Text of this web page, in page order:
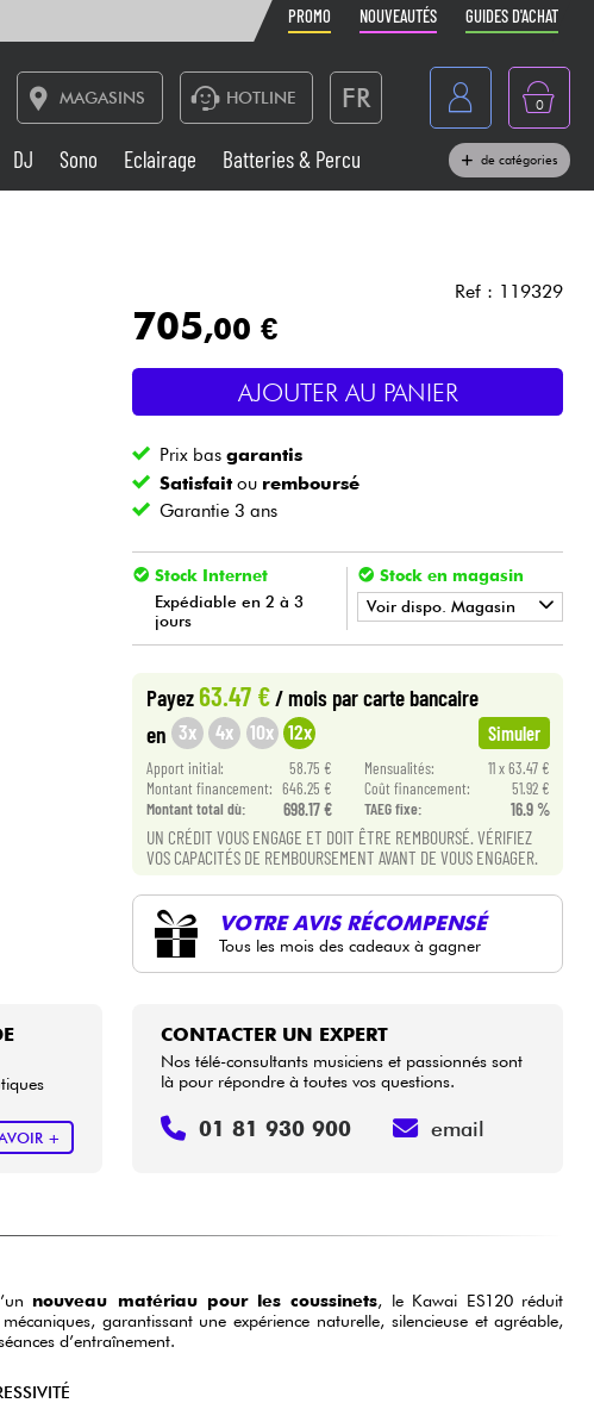
PROMO NOUVEAUTÉS GUIDES D'ACHAT
MAGASINS HOTLINE FR
Belgique
België
Nederland
0
Sono
Vents
Câbles & Access.
DJ Sono Eclairage
Batteries & Percu
de catégories
Ref : 119329
705,00 €
AJOUTER AU PANIER
Prix basgarantis
Satisfaitou remboursé
Garantie 3 ans
Stock Internet
Expédiable en 2 à 3
jours
Stock en magasin
Voir dispo. Magasin
•
• Star'SMusicPARIS
• Star 'S Music TOULOUSE
Payez63.47 €/ mois par carte bancaire
en 3x 4x 10x 12x Simuler
Apport initial: 58.75 € Mensualités:
11 x 63.47 €
Montant financement: 646.25 € Coût financement:
51.92 €
Montant total dù:
698.17 € TAEG fixe: 16.9 %
UN CRÉDIT VOUS ENGAGE ET DOIT ÊTRE REMBOURSÉ. VÉRIFIEZ
VOS CAPACITÉS DE REMBOURSEMENT AVANT DE VOUS ENGAGER.
VOTRE AVIS RÉCOMPENSÉ
Tous les mois des cadeaux à gagner
+
CONTACTER UN EXPERT
Nos télé-consultants musiciens et passionnés sont
là pour répondre à toutes vos questions.
01 81 930 900 email
nouveau matériau pour les coussinets, le Kawai ES120 réduit
garantissant une expérience naturelle, silencieuse et agréable,
d’entraînement.